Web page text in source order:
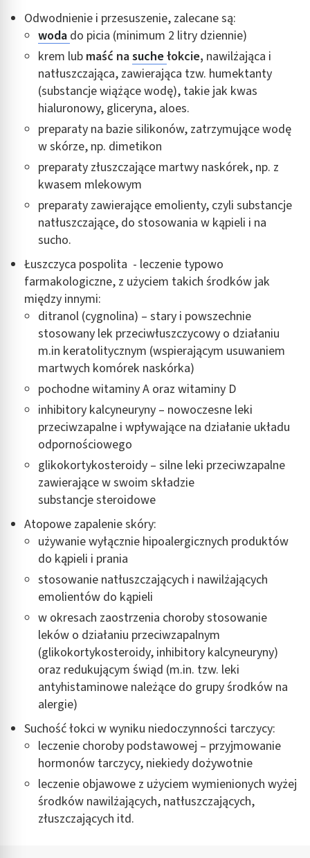
Odwodnienie i przesuszenie, zalecane są:
woda do picia (minimum 2 litry dziennie)
krem lub maść nasuchełokcie, nawilżająca i
natłuszczająca, zawierająca tzw. humektanty
(substancje wiążące wodę), takie jak kwas
hialuronowy, gliceryna, aloes.
preparaty na bazie silikonów, zatrzymujące wodę
w skórze, np. dimetikon
preparaty złuszczające martwy naskórek, np. z
kwasem mlekowym
preparaty zawierające emolienty, czyli substancje
natłuszczające, do stosowania w kąpieli i na
sucho.
Łuszczyca pospolita - leczenie typowo
farmakologiczne, z użyciem takich środków jak
między innymi:
ditranol (cygnolina) – stary i powszechnie
stosowany lek przeciwłuszczycowy o działaniu
m.in keratolitycznym (wspierającym usuwaniem
martwych komórek naskórka)
pochodne witaminy A oraz witaminy D
inhibitory kalcyneuryny – nowoczesne leki
przeciwzapalne i wpływające na działanie układu
odpornościowego
glikokortykosteroidy – silne leki przeciwzapalne
zawierające w swoim składzie
substancje steroidowe
Atopowe zapalenie skóry:
używanie wyłącznie hipoalergicznych produktów
do kąpieli i prania
stosowanie natłuszczających i nawilżających
emolientów do kąpieli
w okresach zaostrzenia choroby stosowanie
leków o działaniu przeciwzapalnym
(glikokortykosteroidy, inhibitory kalcyneuryny)
oraz redukującym świąd (m.in. tzw. leki
antyhistaminowe należące do grupy środków na
alergie)
Suchość łokci w wyniku niedoczynności tarczycy:
leczenie choroby podstawowej – przyjmowanie
hormonów tarczycy, niekiedy dożywotnie
leczenie objawowe z użyciem wymienionych wyżej
środków nawilżających, natłuszczających,
złuszczających itd.
Wykorzystanie profili do wyboru
spersonalizowanych reklam
Tworzenie profili w celu personalizacji treści
Wykorzystywanie profili w celu doboru
spersonalizowanych treści
Pomiar efektywności reklam
Pomiar efektywności treści
Rozumienie odbiorców dzięki statystyce lub
kombinacji danych z różnych źródeł
Rozwój i ulepszanie usług
wyboru treści
Funkcje specjalne IAB:
Użycie dokładnych danych geolokalizacyjnych
Identyfikowanie urządzeń na podstawie
aktywnie żądanych informacji
Cele przetwarzania inne niż IAB:
Niezbędne
Wydajność (Performance)
Reklama / śledzenie